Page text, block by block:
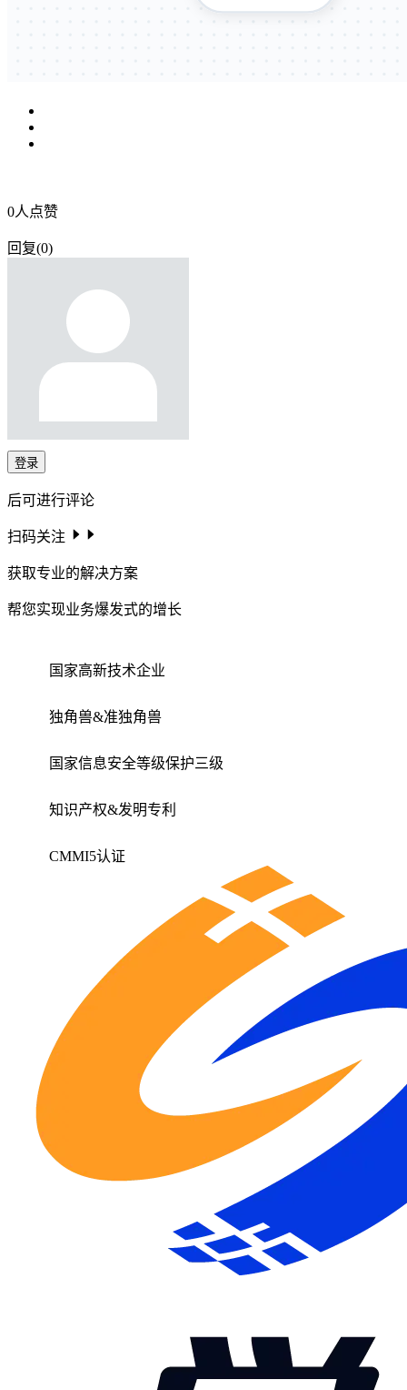
0人点赞
回复(0)
登录
后可进行评论
扫码关注
获取专业的解决方案
帮您实现业务爆发式的增长
国家高新技术企业
独角兽&准独角兽
国家信息安全等级保护三级
知识产权&发明专利
CMMI5认证